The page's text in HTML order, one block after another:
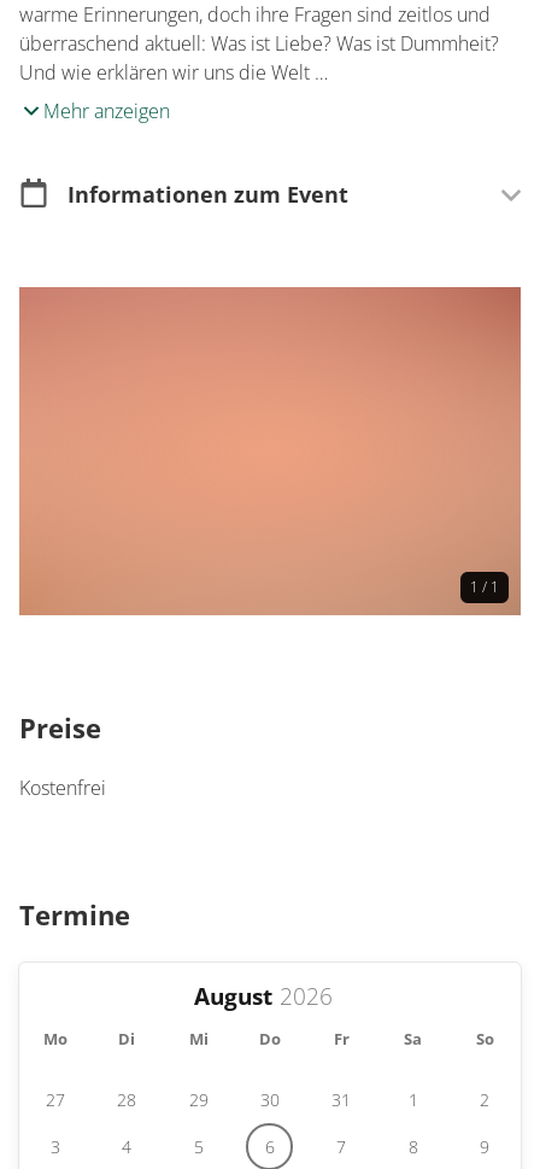
warme Erinnerungen, doch ihre Fragen sind zeitlos und
überraschend aktuell: Was ist Liebe? Was ist Dummheit?
Und wie erklären wir uns die Welt …
Mehr anzeigen
Informationen zum Event
1 / 1
Preise
Kostenfrei
Termine
August
Mo Di Mi Do Fr Sa So
27 28 29 30 31 1 2
3 4 5 6 7 8 9